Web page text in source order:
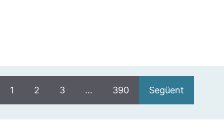
1 2 3 … 390 Següent